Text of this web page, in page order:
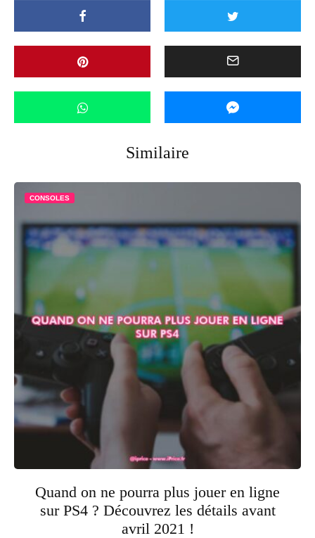
Similaire
CONSOLES
Quand on ne pourra plus jouer en ligne
sur PS4 ? Découvrez les détails avant
avril 2021 !